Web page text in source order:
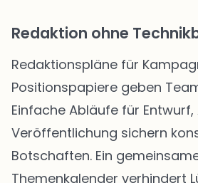
Redaktion ohne
Redaktionspläne für
Positionspapiere geben
Einfache Abläufe für
Veröffentlichung sichern
Botschaften. Ein
Themenkalender verhindert